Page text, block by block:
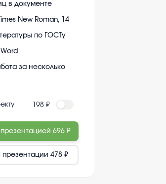
в документе
New Roman, 14
по ГОСТу
за несколько
198 ₽
презентацией 696 ₽
презентации 478 ₽